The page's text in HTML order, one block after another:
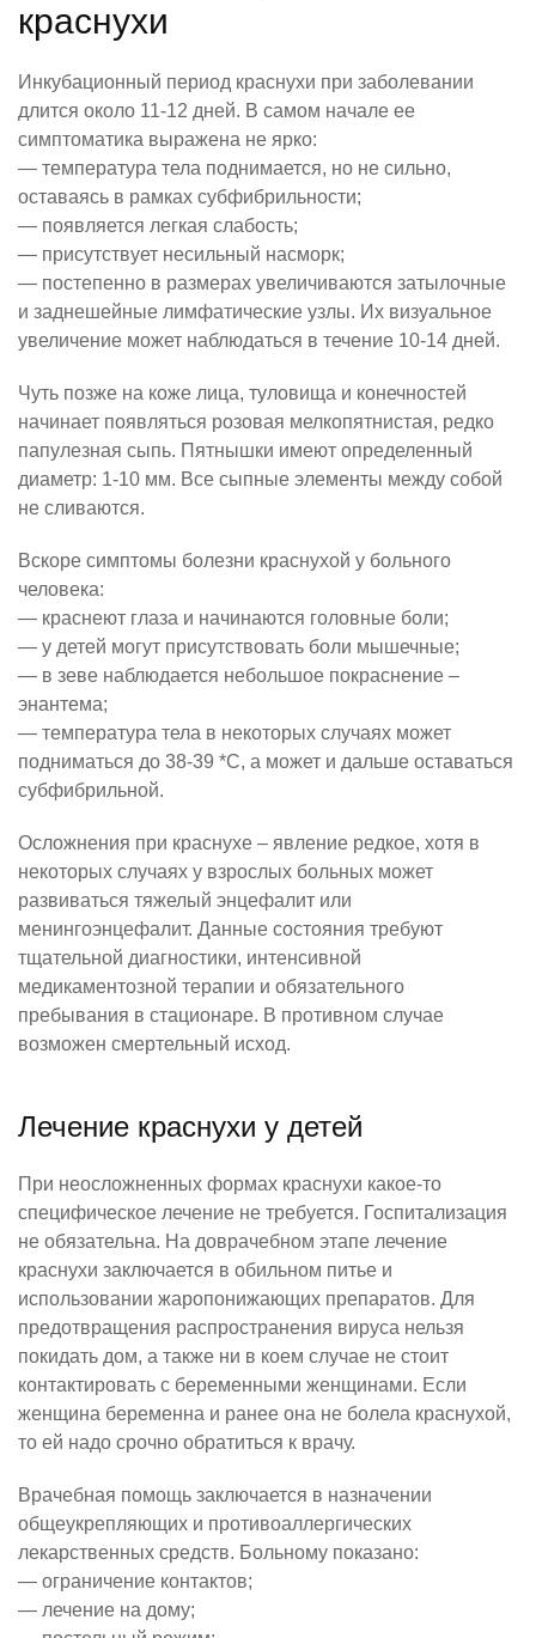
краснухи
Инкубационный период краснухи при заболевании
длится около 11-12 дней. В самом начале ее
симптоматика выражена не ярко:
— температура тела поднимается, но не сильно,
оставаясь в рамках субфибрильности;
— появляется легкая слабость;
— присутствует несильный насморк;
— постепенно в размерах увеличиваются затылочные
и заднешейные лимфатические узлы. Их визуальное
увеличение может наблюдаться в течение 10-14 дней.
Чуть позже на коже лица, туловища и конечностей
начинает появляться розовая мелкопятнистая, редко
папулезная сыпь. Пятнышки имеют определенный
диаметр: 1-10 мм. Все сыпные элементы между собой
не сливаются.
Вскоре симптомы болезни краснухой у больного
человека:
— краснеют глаза и начинаются головные боли;
— у детей могут присутствовать боли мышечные;
— в зеве наблюдается небольшое покраснение –
энантема;
— температура тела в некоторых случаях может
подниматься до 38-39 *С, а может и дальше оставаться
субфибрильной.
Осложнения при краснухе – явление редкое, хотя в
некоторых случаях у взрослых больных может
развиваться тяжелый энцефалит или
менингоэнцефалит. Данные состояния требуют
тщательной диагностики, интенсивной
медикаментозной терапии и обязательного
пребывания в стационаре. В противном случае
возможен смертельный исход.
Лечение краснухи у детей
При неосложненных формах краснухи какое-то
специфическое лечение не требуется. Госпитализация
не обязательна. На доврачебном этапе лечение
краснухи заключается в обильном питье и
использовании жаропонижающих препаратов. Для
предотвращения распространения вируса нельзя
покидать дом, а также ни в коем случае не стоит
контактировать с беременными женщинами. Если
женщина беременна и ранее она не болела краснухой,
то ей надо срочно обратиться к врачу.
Врачебная помощь заключается в назначении
общеукрепляющих и противоаллергических
лекарственных средств. Больному показано:
— ограничение контактов;
— лечение на дому;